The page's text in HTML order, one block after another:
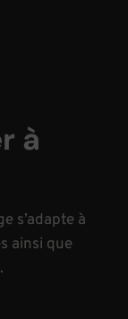
à
s’adapte à
ainsi que